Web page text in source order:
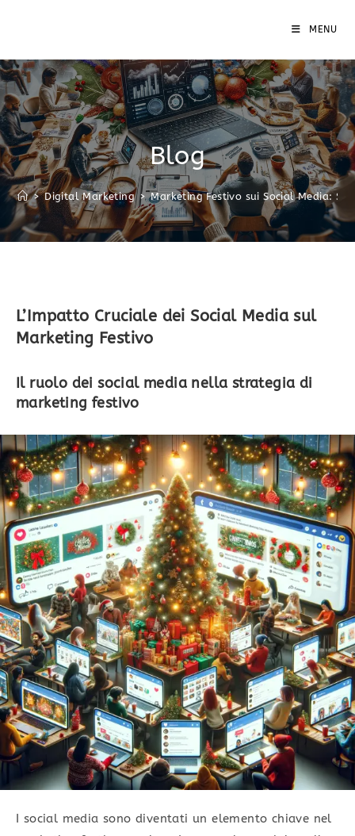
MENU
Blog
> Digital Marketing > Marketing Festivo sui Social Media:
L’Impatto Cruciale dei Social Media sul
Marketing Festivo
Il ruolo dei social media nella strategia di
marketing festivo
I social media sono diventati un elemento chiave nel